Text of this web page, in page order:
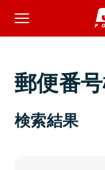
郵便番
検索結果